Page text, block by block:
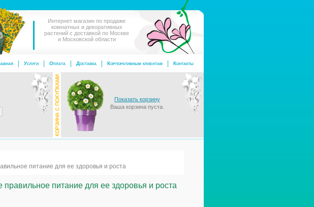
Интернет магазин по продаже
комнатных и декоративных
растений с доставкой по Москве
и Московской области
Контакты
Корпоративным клиентам
Доставка
Оплата
Услуги
Показать корзину
Ваша корзина пуста.
питание для ее здоровья и роста
правильное питание для ее здоровья и роста